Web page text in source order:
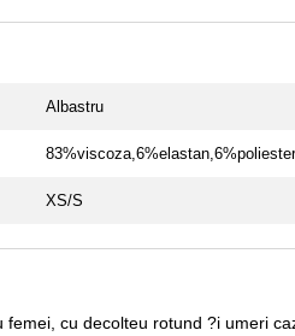
Albastru
XS/S
cu decolteu rotund ?i umeri